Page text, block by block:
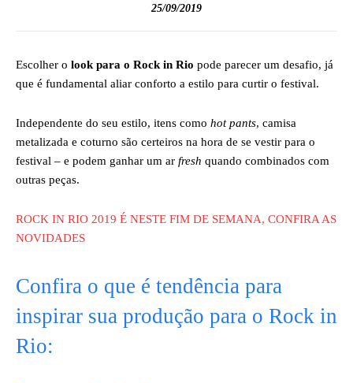
25/09/2019
Escolher o look para o Rock in Rio pode parecer um desafio, já
que é fundamental aliar conforto a estilo para curtir o festival.
Independente do seu estilo, itens como hot pants, camisa
metalizada e coturno são certeiros na hora de se vestir para o
festival – e podem ganhar um ar fresh quando combinados com
outras peças.
ROCK IN RIO 2019 É NESTE FIM DE SEMANA, CONFIRA AS
NOVIDADES
Confira o que é tendência para
inspirar sua produção para o Rock in
Rio: